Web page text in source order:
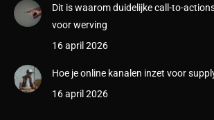
Dit is waarom duidelijke call-to-
voor werving
16 april 2026
Hoe je online kanalen inzet voor
16 april 2026